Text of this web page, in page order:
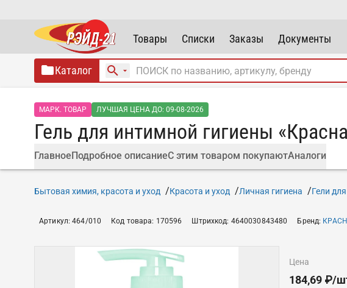
Товары Списки Заказы Документы
Каталог
МАРК. ТОВАР ЛУЧШАЯ ЦЕНА ДО: 09-08-2026
Гель для интимной гигиены
ГлавноеПодробное описаниеС этим товаром покупаютАналоги
Бытовая химия, красота и уход Красота и уход Личная гигиена Гели
Артикул:464/010 Код товара: 170596 Штрихкод: 4640030843480 Бренд:
цена
184,69 ₽/